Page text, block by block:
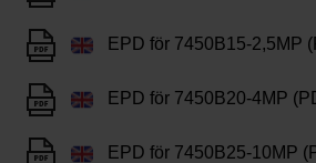
EPD för 7450B15-2,5MP
EPD för 7450B20-4MP
EPD för 7450B25-10MP